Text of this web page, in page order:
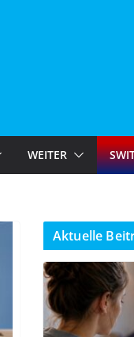
WEITER
Aktuelle